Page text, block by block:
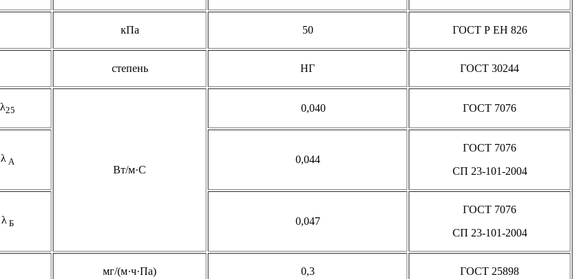
кПа 50 ГОСТ Р ЕН 826
степень НГ ГОСТ 30244
λ25
Вт/м·С
0,040 ГОСТ 7076
λ А 0,044
ГОСТ 7076
СП 23-101-2004
λ Б 0,047
ГОСТ 7076
СП 23-101-2004
мг/(м·ч·Па) 0,3 ГОСТ 25898